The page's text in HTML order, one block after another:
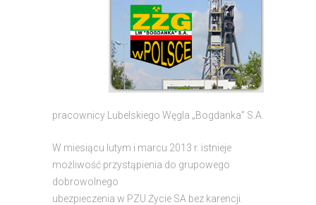
pracownicy Lubelskiego Węgla „Bogdanka” S.A.
W miesiącu lutym i marcu 2013 r. istnieje
możliwość przystąpienia do grupowego
dobrowolnego
ubezpieczenia w PZU Życie SA bez karencji.